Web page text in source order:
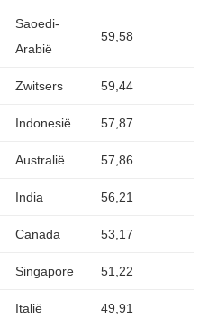
Saoedi-
Arabië
59,58
Zwitsers 59,44
Indonesië 57,87
Australië 57,86
India 56,21
Canada 53,17
Singapore 51,22
Italië 49,91